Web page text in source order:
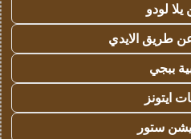
لودو
طريق الايدي
ببجي
ايتونز
ستور